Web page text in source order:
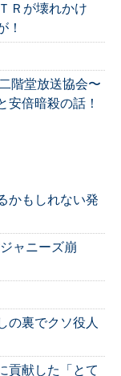
Ｒが壊れかけ
！
階堂放送協会〜
安倍暗殺の話！
かもしれない発
ャニーズ崩
の裏でクソ役人
貢献した「とて